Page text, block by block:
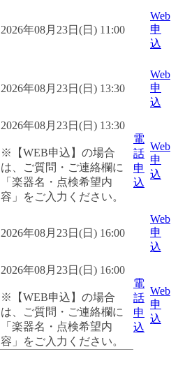
2026年08月23日(日) 11:00
Web
申
込
2026年08月23日(日) 13:30
Web
申
込
2026年08月23日(日) 13:30
※【WEB申込】の場合
は、ご質問・ご連絡欄に
「楽器名・点検希望内
容」をご入力ください。
電
話
申
込
Web
申
込
2026年08月23日(日) 16:00
Web
申
込
2026年08月23日(日) 16:00
※【WEB申込】の場合
は、ご質問・ご連絡欄に
「楽器名・点検希望内
容」をご入力ください。
電
話
申
込
Web
申
込